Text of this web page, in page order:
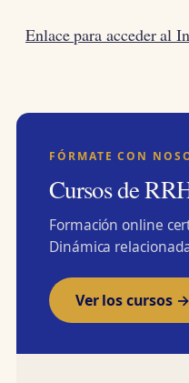
Enlace para acceder al
FÓRMATE CON
Cursos de
Formación online
Dinámica
Ver los cursos →